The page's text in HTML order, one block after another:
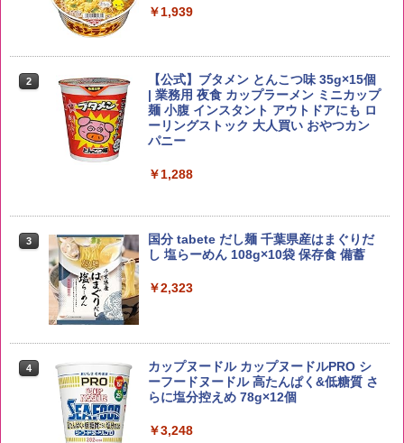
2
野沢農産 無洗米 青い流るる コシヒカリ
5kg 長野県産 令和7年産
￥3,980
3
【在庫処分価格】ももたろう印 無洗米 5
kg 業務用 お米マイスターブレンド
4
新潟ケンベイ【精米】新潟県産にじのき
らめき 5kg 令和7年産
￥5,809
お得 4リットル
角瓶 2700ml サントリー ウイスキー ハ
イボール 大容量
3
角ハイボール 350ml×24本 サントリー ウ
イスキー ハイボール 缶
￥4,927
4
トリスウイスキー 4000ml サントリー 大
容量 4リットル
￥1,939
2
【公式】ブタメン とんこつ味 35g×15個
| 業務用 夜食 カップラーメン ミニカップ
麺 小腹 インスタント アウトドアにも ロ
ーリングストック 大人買い おやつカン
パニー
￥1,288
3
国分 tabete だし麺 千葉県産はまぐりだ
し 塩らーめん 108g×10袋 保存食 備蓄
￥2,323
4
カップヌードル カップヌードルPRO シ
ーフードヌードル 高たんぱく&低糖質 さ
らに塩分控えめ 78g×12個
￥3,248